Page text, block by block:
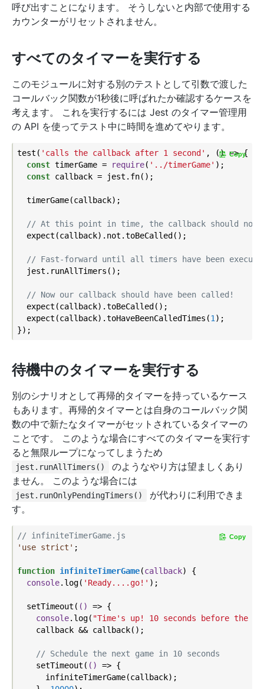
呼び出すことになります。 そうしないと内部で使用する
カウンターがリセットされません。
すべてのタイマーを実行する
このモジュールに対する別のテストとして引数で渡した
コールバック関数が1秒後に呼ばれたか確認するケースを
考えます。 これを実行するには Jest のタイマー管理用
の API を使ってテスト中に時間を進めてやります。
test( 'calls the callback after 1 second' , () => {
const timerGame = require( '../timerGame' );
const callback = jest.fn();
  timerGame(callback);
// At this point in time, the callback should not
  expect(callback).not.toBeCalled();
// Fast-forward until all timers have been
  jest.runAllTimers();
// Now our callback should have been called!
  expect(callback).toBeCalled();
  expect(callback).toHaveBeenCalledTimes(
1 );
Copy
待機中のタイマーを実行する
別のシナリオとして再帰的タイマーを持っているケース
もあります。再帰的タイマーとは自身のコールバック関
数の中で新たなタイマーがセットされているタイマーの
ことです。 このような場合にすべてのタイマーを実行す
ると無限ループになってしまうため
jest.runAllTimers()
のようなやり方は望ましくあり
ません。 このような場合には
jest.runOnlyPendingTimers()
が代わりに利用できま
す。
// infiniteTimerGame.js
'use strict' ;
function infiniteTimerGame(callback) {
console.log( 'Ready....go!' );
  setTimeout(
() => {
console.log( "Time's up! 10 seconds before the
    callback && callback();
// Schedule the next game in 10 seconds
    setTimeout(
() => {
      infiniteTimerGame(callback);
Copy